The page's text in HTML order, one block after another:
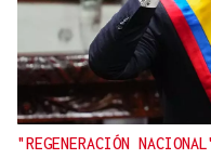
GANADORAS
Título de dobles
Cidade de Ourense
"REGENERACIÓN